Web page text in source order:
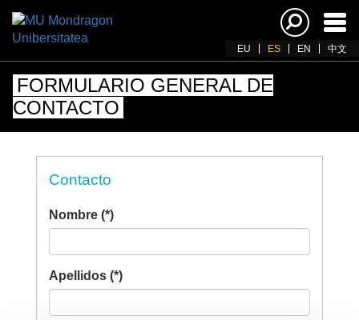
EU ES EN 中文
FORMULARIO GENERAL DE
CONTACTO
Contacto
Nombre (*)
Apellidos (*)